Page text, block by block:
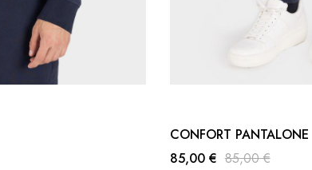
CONFORT PANTALONE
85,00 € 85,00 €